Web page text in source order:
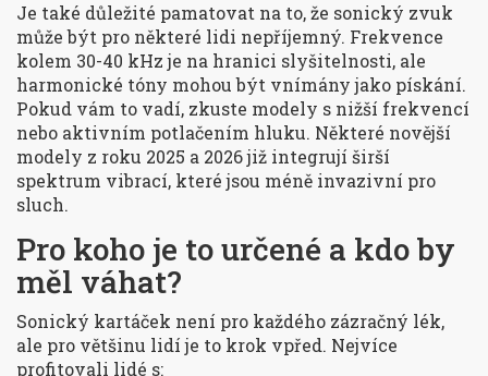
Je také důležité pamatovat na to, že sonický zvuk
může být pro některé lidi nepříjemný. Frekvence
kolem 30-40 kHz je na hranici slyšitelnosti, ale
harmonické tóny mohou být vnímány jako pískání.
Pokud vám to vadí, zkuste modely s nižší frekvencí
nebo aktivním potlačením hluku. Některé novější
modely z roku 2025 a 2026 již integrují širší
spektrum vibrací, které jsou méně invazivní pro
sluch.
Pro koho je to určené a kdo by
měl váhat?
Sonický kartáček není pro každého zázračný lék,
ale pro většinu lidí je to krok vpřed. Nejvíce
profitovali lidé s: